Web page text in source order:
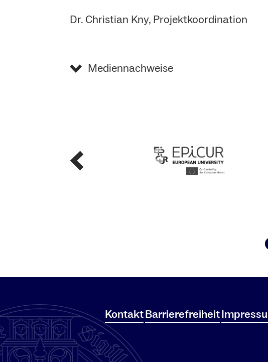
Dr. Christian Kny, Projektkoordination
Mediennachweise
KontaktBarrierefreiheit